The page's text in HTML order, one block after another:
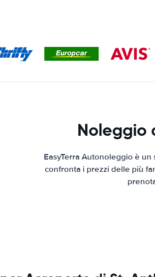
Noleggio
EasyTerra Autonoleggio è
confronta i prezzi delle più